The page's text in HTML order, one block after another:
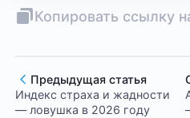
Копировать ссылку
Предыдущая статья
Индекс страха и жадности
— ловушка в 2026 году